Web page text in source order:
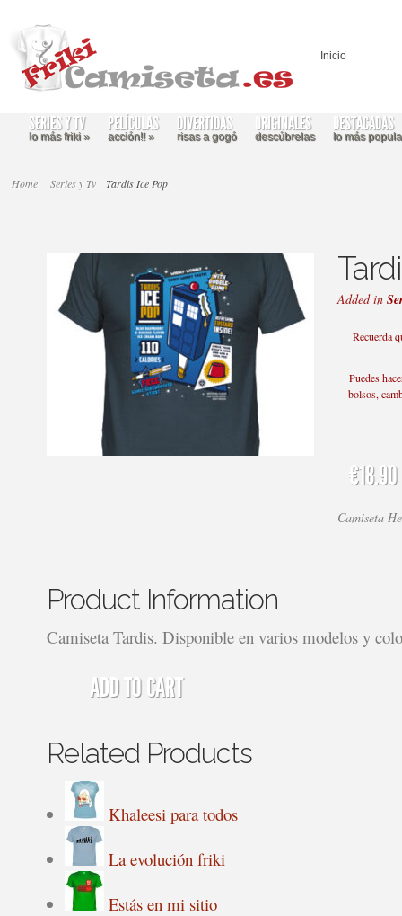
Inicio
SERIES Y TV
lo más friki »
PELÍCULAS
acción!!»
DIVERTIDAS
risas a gogó
ORIGINALES
descúbrelas
DESTACADAS
lo más
Home Series y Tv Tardis Ice Pop
Added in
Recuerda
Puedes
bolsos,
€18.90
Camiseta
Product Information
Camiseta Tardis. Disponible en varios modelos y
ADD TO CART
Related Products
Khaleesi para todos
La evolución friki
Estás en mi sitio